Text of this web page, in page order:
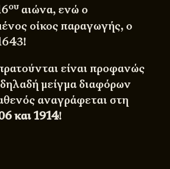
ουαιώνα, ενώ ο
οίκος παραγωγής, ο
είναι προφανώς
μείγμα διαφόρων
αναγράφεται στη
και 1914!